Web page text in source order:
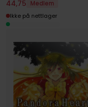
44,75
Medlem
Ikke på nettlager